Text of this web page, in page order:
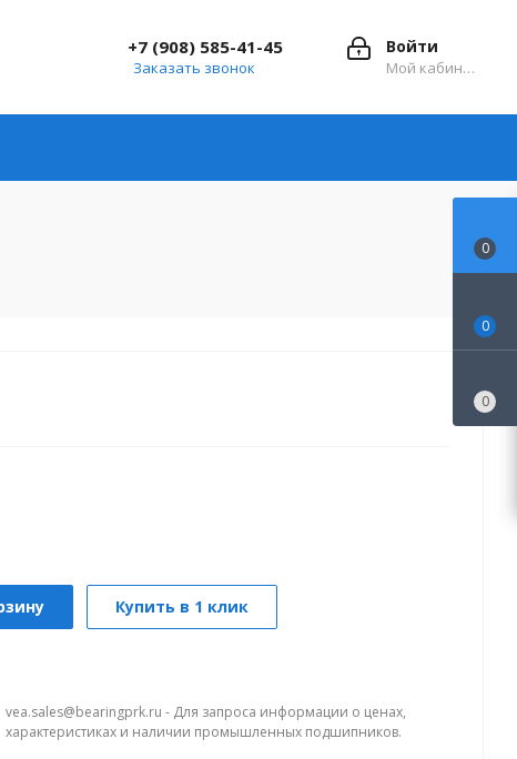
Войти
Мой кабинет
+7 (908) 585-41-45
Заказать звонок
Купить в 1 клик
vea.sales@bearingprk.ru - Для запроса информации о ценах,
характеристиках и наличии промышленных подшипников.
0
0
0